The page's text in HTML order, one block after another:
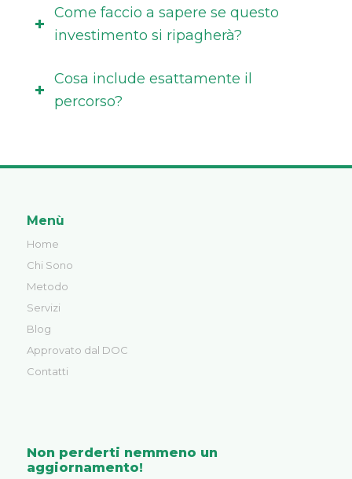
Come faccio a sapere se questo
investimento si ripagherà?
Cosa include esattamente il
percorso?
Menù
Home
Chi Sono
Metodo
Servizi
Blog
Approvato dal DOC
Contatti
Non perderti nemmeno un
aggiornamento!